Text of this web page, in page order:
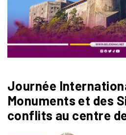
Journée
Monuments et des
conflits au centre